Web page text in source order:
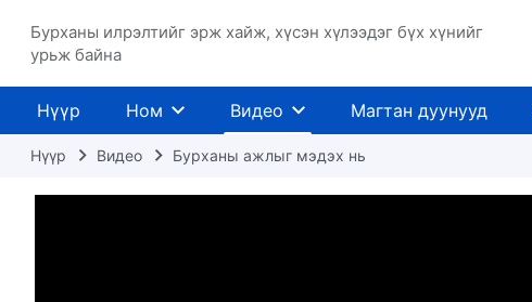
Бурханы илрэлтийг эрж хайж, хүсэн хүлээдэг бүх хүнийг
урьж байна
Нүүр Ном Видео Магтан дуунууд
Нүүр Видео Бурханы ажлыг мэдэх нь